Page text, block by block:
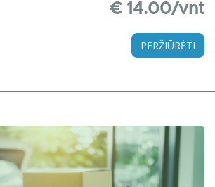
€ 14.00/vnt
PERŽIŪRĖTI